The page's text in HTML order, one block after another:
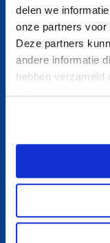
delen we
onze partners voor
Deze partners
andere informatie
hebben verzameld
services.